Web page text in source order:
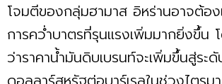
โจมตีของกลุ่มฮามาส อิหร่านอาจต้อ
การควํ่าบาตรที่รุนแรงเพิ่มมากยิ่งขึ้น
ว่าราคานํ้ามันดิบเบรนท์จะเพิ่มขึ้นสู่ร